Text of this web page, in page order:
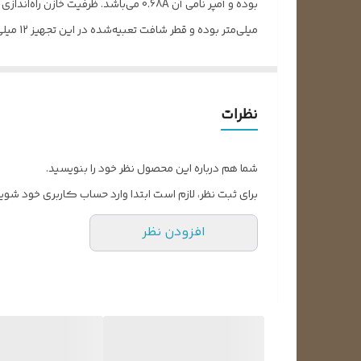
‌میلی‌متر بوده و قطر شافت تعبیه‌شده در این تجهیز 12 میلی‌متر می‌باشد. گفتنی است که جنس سیم‌پیچ این قطعه مس خالص است و جهت حرکت پره‌های موجود در آن ساعت‌گرد می‌باشد.
نظرات
شما هم درباره این محصول نظر خود را بنویسید.
برای ثبت نظر، لازم است ابتدا وارد حساب کاربری خود
افزودن نظر